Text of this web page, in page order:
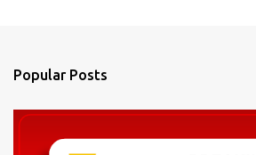
s
Popular Posts